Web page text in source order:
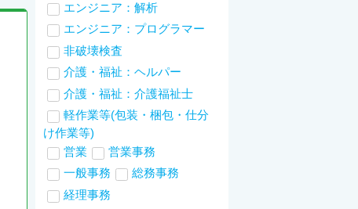
エンジニア：解析
エンジニア：プログラマー
非破壊検査
介護・福祉：ヘルパー
介護・福祉：介護福祉士
軽作業等(包装・梱包・仕分
け作業等)
営業
営業事務
一般事務
総務事務
経理事務